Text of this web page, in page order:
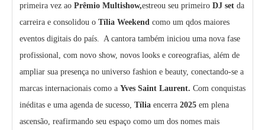
primeira vez ao Prêmio Multishow,estreou seu primeiro DJ set da
carreira e consolidou o Tília Weekend como um qdos maiores
eventos digitais do país. A cantora também iniciou uma nova fase
profissional, com novo show, novos looks e coreografias, além de
ampliar sua presença no universo fashion e beauty, conectando-se a
marcas internacionais como a Yves Saint Laurent. Com conquistas
inéditas e uma agenda de sucesso, Tília encerra 2025 em plena
ascensão, reafirmando seu espaço como um dos nomes mais